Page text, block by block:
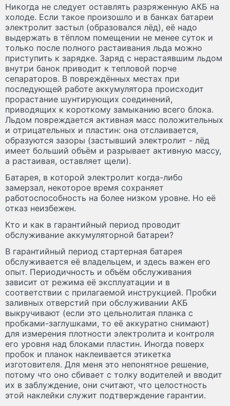
Никогда не следует оставлять разряженную АКБ на
холоде. Если такое произошло и в банках батареи
электролит застыл (образовался лёд), её надо
выдержать в тёплом помещении не менее суток и
только после полного растаивания льда можно
приступить к зарядке. Заряд с нерастаявшим льдом
внутри банок приводит к тепловой порче
сепараторов. В повреждённых местах при
последующей работе аккумулятора происходит
прорастание шунтирующих соединений,
приводящих к короткому замыканию всего блока.
Льдом повреждается активная масс положительных
и отрицательных и пластин: она отслаивается,
образуются зазоры (застывший электролит - лёд
имеет больший объём и разрывает активную массу,
а растаивая, оставляет щели).
Батарея, в которой электролит когда-либо
замерзал, некоторое время сохраняет
работоспособность на более низком уровне. Но её
отказ неизбежен.
Кто и как в гарантийный период проводит
обслуживание аккумуляторной батареи?
В гарантийный период стартерная батарея
обслуживается её владельцем, и здесь важен его
опыт. Периодичность и объём обслуживания
зависит от режима её эксплуатации и в
соответствии с прилагаемой инструкцией. Пробки
заливных отверстий при обслуживании АКБ
выкручивают (если это цельнолитая планка с
пробками-заглушками, то её аккуратно снимают)
для измерения плотности электролита и контроля
его уровня над блоками пластин. Иногда поверх
пробок и планок наклеивается этикетка
изготовителя. Для меня это непонятное решение,
потому что оно сбивает с толку водителей и вводит
их в заблуждение, они считают, что целостность
этой наклейки служит подтверждение гарантии.